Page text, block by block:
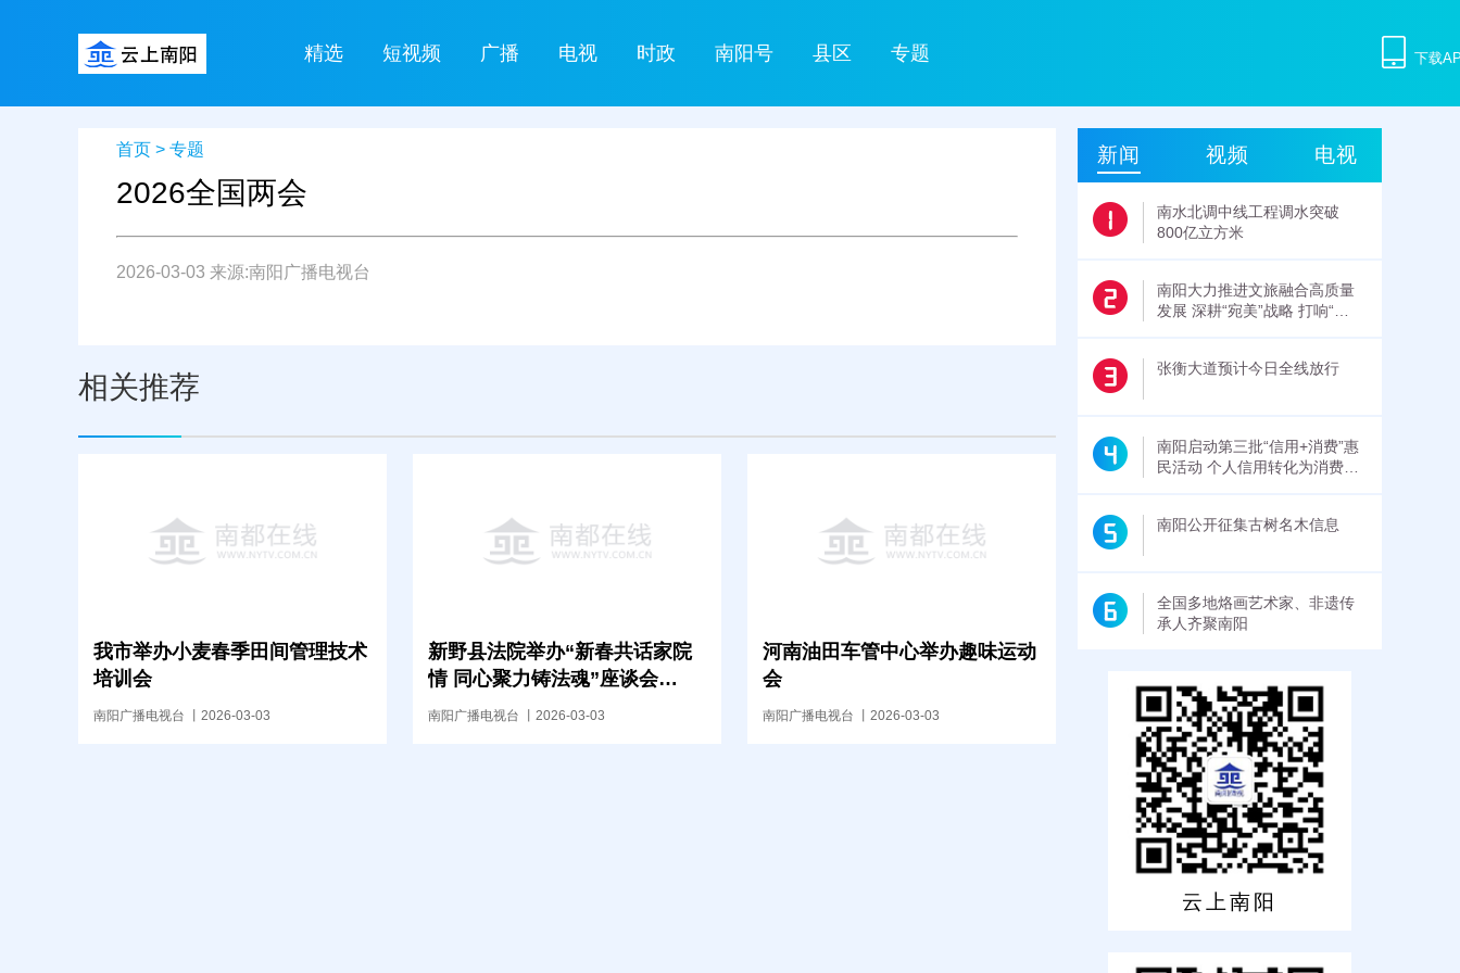
精选 短视频 广播 电视 时政 南阳号 县区 专题 下载
首页 > 专题
2026全国两会
2026-03-03 来源:南阳广播电视台
相关推荐
我市举办小麦春季田间管理技术
培训会
南阳广播电视台 丨2026-03-03
新野县法院举办“新春共话家院
情 同心聚力铸法魂”座谈会
暨“公众开放日”活动
南阳广播电视台 丨2026-03-03
河南油田车管中心举办趣味运动
会
南阳广播电视台 丨2026-03-03
新闻 视频 电视
南水北调中线工程调水突破
800亿立方米
南阳大力推进文旅融合高质量
发展 深耕“宛美”战略 打响“三
张衡大道预计今日全线放行
南阳启动第三批“信用+消费”惠
民活动 个人信用转化为消费福
南阳公开征集古树名木信息
全国多地烙画艺术家、非遗传
承人齐聚南阳
云上南阳